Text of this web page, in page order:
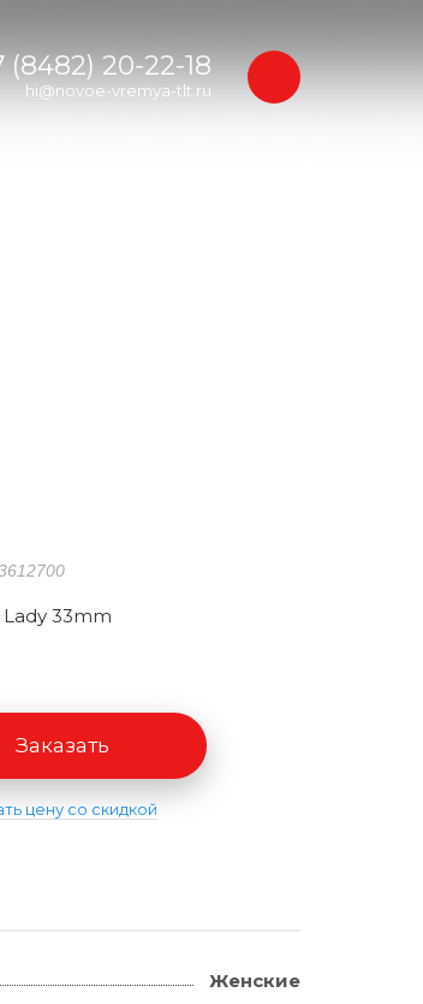
(8482) 20-22-18
hi@novoe-vremya-tlt.ru
33mm
Заказать
цену со скидкой
Женские